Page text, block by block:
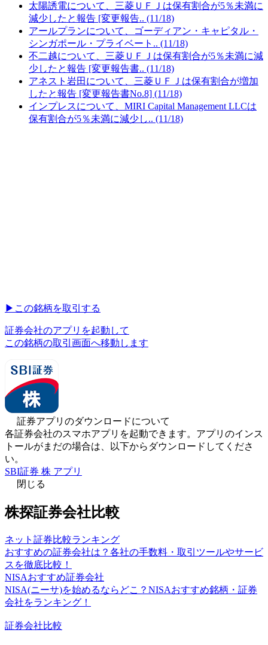
太陽誘電について、三菱ＵＦＪは保有割合が5％未満に
減少したと報告 [変更報告.. (11/18)
アールプランについて、ゴーディアン・キャピタル・
シンガポール・プライベート.. (11/18)
不二越について、三菱ＵＦＪは保有割合が5％未満に減
少したと報告 [変更報告書.. (11/18)
アネスト岩田について、三菱ＵＦＪは保有割合が増加
したと報告 [変更報告書No.8] (11/18)
インプレスについて、MIRI Capital Management LLCは
保有割合が5％未満に減少し.. (11/18)
▶︎ この銘柄を取引する
証券会社のアプリを起動して
この銘柄の取引画面へ移動します
証券アプリのダウンロードについて
各証券会社のスマホアプリを起動できます。アプリのインス
トールがまだの場合は、以下からダウンロードしてくださ
い。
SBI証券 株 アプリ
閉じる
株探証券会社比較
ネット証券比較ランキング
おすすめの証券会社は？各社の手数料・取引ツールやサービ
スを徹底比較！
NISAおすすめ証券会社
NISA(ニーサ)を始めるならどこ？NISAおすすめ銘柄・証券
会社をランキング！
証券会社比較